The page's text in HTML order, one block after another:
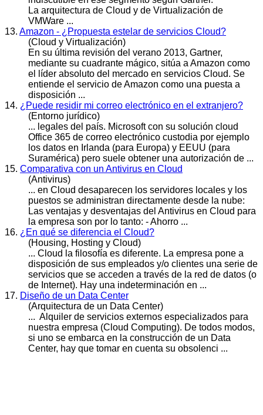
La arquitectura de Cloud y de Virtualización de
VMWare ...
13. Amazon - ¿Propuesta estelar de servicios Cloud?
(Cloud y Virtualización)
En su última revisión del verano 2013, Gartner,
mediante su cuadrante mágico, sitúa a Amazon como
el líder absoluto del mercado en servicios Cloud. Se
entiende el servicio de Amazon como una puesta a
disposición ...
14. ¿Puede residir mi correo electrónico en el extranjero?
(Entorno jurídico)
... legales del país. Microsoft con su solución cloud
Office 365 de correo electrónico custodia por ejemplo
los datos en Irlanda (para Europa) y EEUU (para
Suramérica) pero suele obtener una autorización de ...
15. Comparativa con un Antivirus en Cloud
(Antivirus)
... en Cloud desaparecen los servidores locales y los
puestos se administran directamente desde la nube:
Las ventajas y desventajas del Antivirus en Cloud para
la empresa son por lo tanto: - Ahorro ...
16. ¿En qué se diferencia el Cloud?
(Housing, Hosting y Cloud)
... Cloud la filosofía es diferente. La empresa pone a
disposición de sus empleados y/o clientes una serie de
servicios que se acceden a través de la red de datos (o
de Internet). Hay una indeterminación en ...
17. Diseño de un Data Center
(Arquitectura de un Data Center)
... Alquiler de servicios externos especializados para
nuestra empresa (Cloud Computing). De todos modos,
si uno se embarca en la construcción de un Data
Center, hay que tomar en cuenta su obsolenci ...